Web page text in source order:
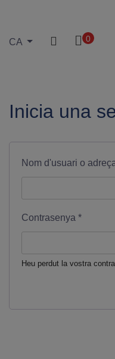
CA 0
Inicia una
Nom d'usuari o
Contrasenya *
Heu perdut la vostra